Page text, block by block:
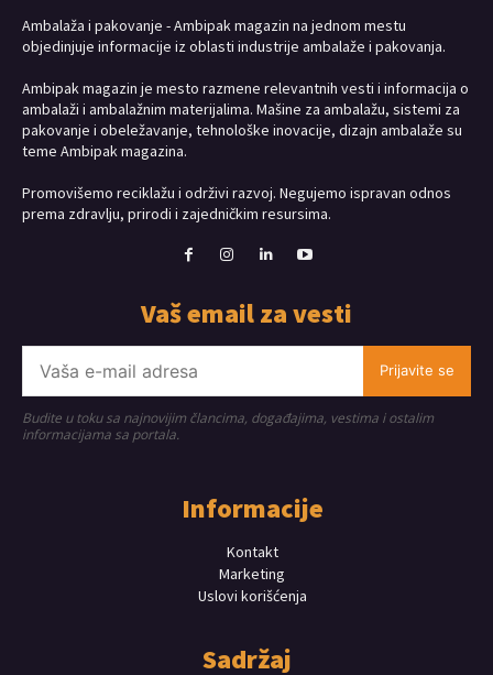
Ambalaža i pakovanje - Ambipak magazin na jednom mestu
objedinjuje informacije iz oblasti industrije ambalaže i pakovanja.
Ambipak magazin je mesto razmene relevantnih vesti i informacija o
ambalaži i ambalažnim materijalima. Mašine za ambalažu, sistemi za
pakovanje i obeležavanje, tehnološke inovacije, dizajn ambalaže su
teme Ambipak magazina.
Promovišemo reciklažu i održivi razvoj. Negujemo ispravan odnos
prema zdravlju, prirodi i zajedničkim resursima.
Vaš email za vesti
Prijavite se
Budite u toku sa najnovijim člancima, događajima, vestima i ostalim
informacijama sa portala.
Informacije
Kontakt
Marketing
Uslovi korišćenja
Sadržaj